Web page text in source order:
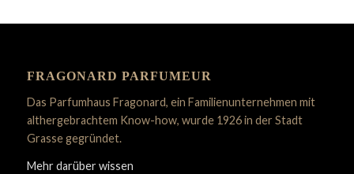
FRAGONARD PARFUMEUR
Das Parfumhaus Fragonard, ein Familienunternehmen mit
althergebrachtem Know-how, wurde 1926 in der Stadt
Grasse gegründet.
Mehr darüber wissen